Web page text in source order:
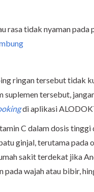
rasa tidak nyaman pada
ringan tersebut tidak
suplemen tersebut,
di aplikasi
C dalam dosis
ginjal, terutama pada
sakit terdekat jika
pada wajah atau bibir,